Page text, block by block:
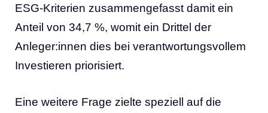
ESG-Kriterien zusammengefasst damit ein
Anteil von 34,7 %, womit ein Drittel der
Anleger:innen dies bei verantwortungsvollem
Investieren priorisiert.
Eine weitere Frage zielte speziell auf die